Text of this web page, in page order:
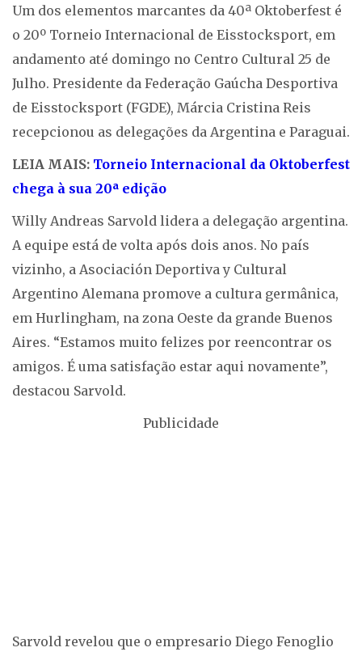
Um dos elementos marcantes da 40ª Oktoberfest é
o 20º Torneio Internacional de Eisstocksport, em
andamento até domingo no Centro Cultural 25 de
Julho. Presidente da Federação Gaúcha Desportiva
de Eisstocksport (FGDE), Márcia Cristina Reis
recepcionou as delegações da Argentina e Paraguai.
LEIA MAIS: Torneio Internacional da Oktoberfest
chega à sua 20ª edição
Willy Andreas Sarvold lidera a delegação argentina.
A equipe está de volta após dois anos. No país
vizinho, a Asociación Deportiva y Cultural
Argentino Alemana promove a cultura germânica,
em Hurlingham, na zona Oeste da grande Buenos
Aires. “Estamos muito felizes por reencontrar os
amigos. É uma satisfação estar aqui novamente”,
destacou Sarvold.
Publicidade
Sarvold revelou que o empresario Diego Fenoglio